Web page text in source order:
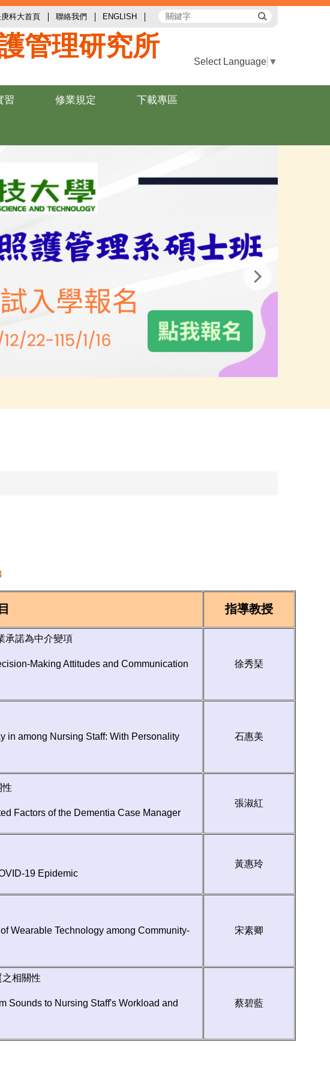
管理研究所
科大首頁 聯絡我們 ENGLISH
Select Language ▼
習 修業規定 下載專區
指導教授
承諾為中介變項
Making Attitudes and Communication
徐秀琹
in among Nursing Staff: With Personality
石惠美
性
Factors of the Dementia Case Manager
張淑紅
19 Epidemic
黃惠玲
Wearable Technology among Community-
宋素卿
相關性
Sounds to Nursing Staff's Workload and
蔡碧藍